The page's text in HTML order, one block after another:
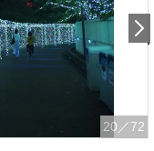
20 ／72